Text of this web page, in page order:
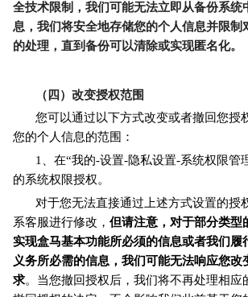
全技术限制，我们可能无法立即从备份系统
息，我们将安全地存储您的个人信息并限制
的处理，直到备份可以清除或实现匿名化。
（四）改变授权范围
您可以通过以下方式改变或者撤回您授
您的个人信息的范围：
1、在“我的-设置-隐私设置-系统权限管
的系统权限授权。
对于您无法直接通过上述方式设置的授
系客服进行修改， 但请注意，对于部分类型
实现盒马基本功能所必须的信息或者我们履
义务所必需的信息，我们可能无法响应您改
求。当您撤回授权后，我们将不再处理相应